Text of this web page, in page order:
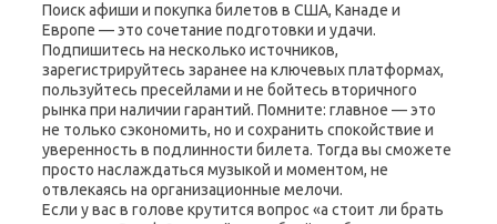
Поиск афиши и покупка билетов в США, Канаде и
Европе — это сочетание подготовки и удачи.
Подпишитесь на несколько источников,
зарегистрируйтесь заранее на ключевых платформах,
пользуйтесь пресейлами и не бойтесь вторичного
рынка при наличии гарантий. Помните: главное — это
не только сэкономить, но и сохранить спокойствие и
уверенность в подлинности билета. Тогда вы сможете
просто наслаждаться музыкой и моментом, не
отвлекаясь на организационные мелочи.
Если у вас в голове крутится вопрос «а стоит ли брать